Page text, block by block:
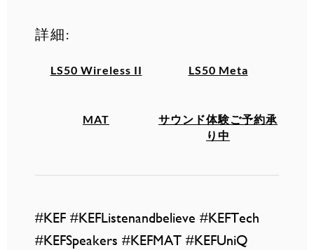
詳細:
LS50 Wireless II LS50 Meta
MAT
サウンド体験ご予約承
り中
#KEF #KEFListenandbelieve #KEFTech
#KEFSpeakers #KEFMAT #KEFUniQ